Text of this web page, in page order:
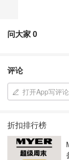
问大家0
评论
打开App写评论
折扣排行榜